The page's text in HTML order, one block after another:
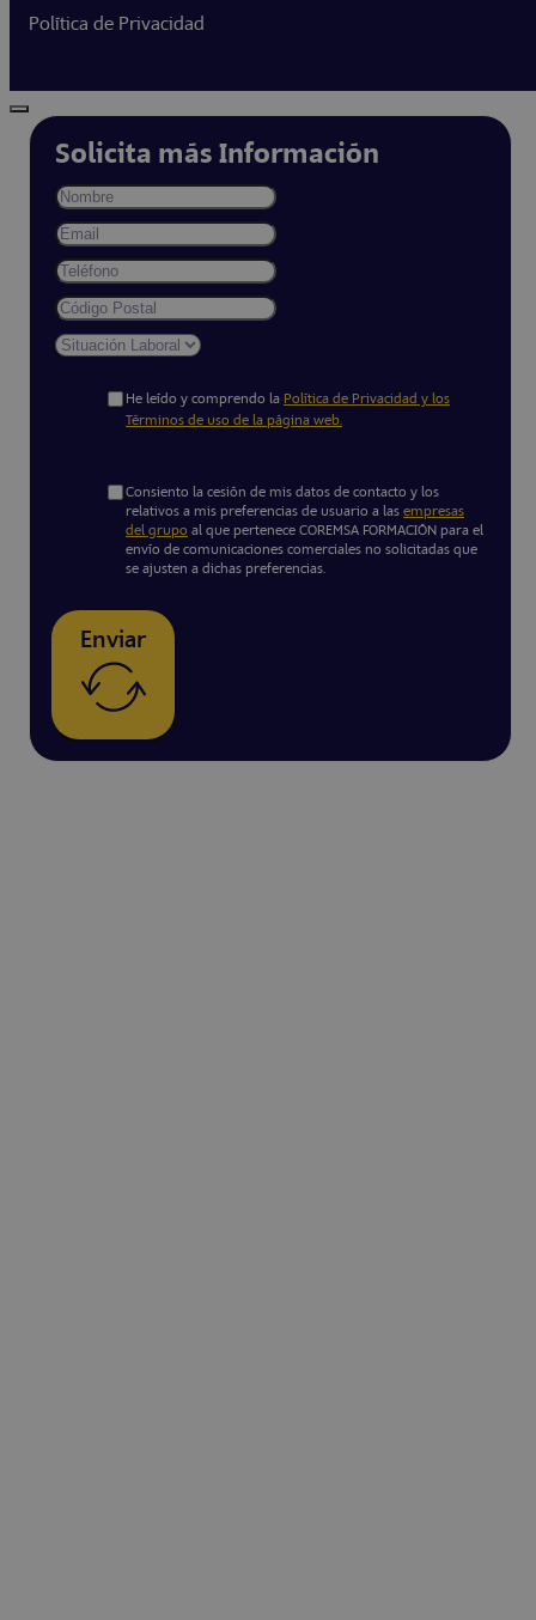
Política de Privacidad
Solicita más Información
He leído y comprendo la Política de Privacidad y los
Términos de uso de la página web.
Consiento la cesión de mis datos de contacto y los
relativos a mis preferencias de usuario a las empresas
del grupo al que pertenece COREMSA FORMACIÓN para el
envío de comunicaciones comerciales no solicitadas que
se ajusten a dichas preferencias.
Enviar